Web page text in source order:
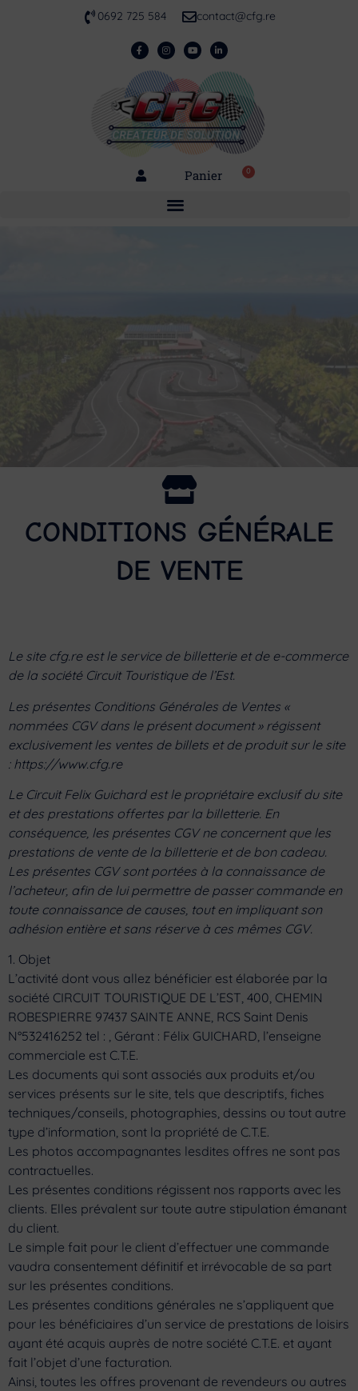
0692 725 584 contact@cfg.re
Panier 0
CONDITIONS GÉNÉRALE
DE VENTE
Le site cfg.re est le service de billetterie et de e-commerce
de la société Circuit Touristique de l’Est.
Les présentes Conditions Générales de Ventes «
nommées CGV dans le présent document » régissent
exclusivement les ventes de billets et de produit sur le site
: https://www.cfg.re
Le Circuit Felix Guichard est le propriétaire exclusif du site
et des prestations offertes par la billetterie. En
conséquence, les présentes CGV ne concernent que les
prestations de vente de la billetterie et de bon cadeau.
Les présentes CGV sont portées à la connaissance de
l’acheteur, afin de lui permettre de passer commande en
toute connaissance de causes, tout en impliquant son
adhésion entière et sans réserve à ces mêmes CGV.
1. Objet
L’activité dont vous allez bénéficier est élaborée par la
société CIRCUIT TOURISTIQUE DE L’EST, 400, CHEMIN
ROBESPIERRE 97437 SAINTE ANNE, RCS Saint Denis
N°532416252 tel : , Gérant : Félix GUICHARD, l’enseigne
commerciale est C.T.E.
Les documents qui sont associés aux produits et/ou
services présents sur le site, tels que descriptifs, fiches
techniques/conseils, photographies, dessins ou tout autre
type d’information, sont la propriété de C.T.E.
Les photos accompagnantes lesdites offres ne sont pas
contractuelles.
Les présentes conditions régissent nos rapports avec les
clients. Elles prévalent sur toute autre stipulation émanant
du client.
Le simple fait pour le client d’effectuer une commande
vaudra consentement définitif et irrévocable de sa part
sur les présentes conditions.
Les présentes conditions générales ne s’appliquent que
pour les bénéficiaires d’un service de prestations de loisirs
ayant été acquis auprès de notre société C.T.E. et ayant
fait l’objet d’une facturation.
Ainsi, toutes les offres provenant de revendeurs ou autres